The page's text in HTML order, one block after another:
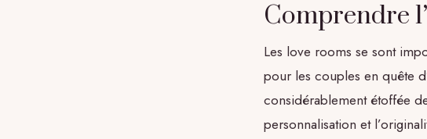
Comprendre
Les love rooms se sont
pour les couples en quête
considérablement étoffée
personnalisation et